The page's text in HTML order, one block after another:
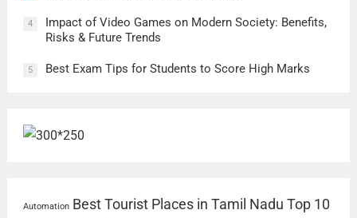
4
Impact of Video Games on Modern Society: Benefits,
Risks & Future Trends
5 Best Exam Tips for Students to Score High Marks
Automation Best Tourist Places in Tamil Nadu Top 10